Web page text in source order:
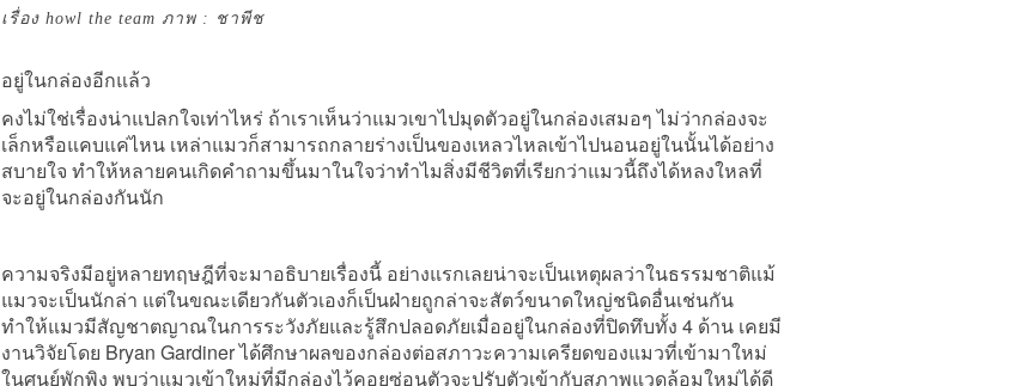
เรื่อง howl the team ภาพ : ชาพีช
อยู่ในกล่องอีกแล้ว
คงไม่ใช่เรื่องน่าแปลกใจเท่าไหร่ ถ้าเราเห็นว่าแมวเขาไปมุดตัวอยู่ในกล่องเสมอๆ ไม่ว่ากล่องจะ
เล็กหรือแคบแค่ไหน เหล่าแมวก็สามารถกลายร่างเป็นของเหลวไหลเข้าไปนอนอยู่ในนั้นได้อย่าง
สบายใจ ทำให้หลายคนเกิดคำถามขึ้นมาในใจว่าทำไมสิ่งมีชีวิตที่เรียกว่าแมวนี้ถึงได้หลงใหลที่
จะอยู่ในกล่องกันนัก
ความจริงมีอยู่หลายทฤษฎีที่จะมาอธิบายเรื่องนี้ อย่างแรกเลยน่าจะเป็นเหตุผลว่าในธรรมชาติแม้
แมวจะเป็นนักล่า แต่ในขณะเดียวกันตัวเองก็เป็นฝ่ายถูกล่าจะสัตว์ขนาดใหญ่ชนิดอื่นเช่นกัน
ทำให้แมวมีสัญชาตญาณในการระวังภัยและรู้สึกปลอดภัยเมื่ออยู่ในกล่องที่ปิดทึบทั้ง 4 ด้าน เคยมี
งานวิจัยโดย Bryan Gardiner ได้ศึกษาผลของกล่องต่อสภาวะความเครียดของแมวที่เข้ามาใหม่
ในศูนย์พักพิง พบว่าแมวเข้าใหม่ที่มีกล่องไว้คอยซ่อนตัวจะปรับตัวเข้ากับสภาพแวดล้อมใหม่ได้ดี